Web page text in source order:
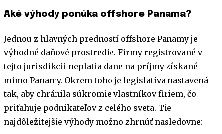
Aké výhody ponúka offshore Panama?
Jednou z hlavných predností offshore Panamy je
výhodné daňové prostredie. Firmy registrované v
tejto jurisdikcii neplatia dane na príjmy získané
mimo Panamy. Okrem toho je legislatíva nastavená
tak, aby chránila súkromie vlastníkov firiem, čo
priťahuje podnikateľov z celého sveta. Tie
najdôležitejšie výhody možno zhrnúť nasledovne: